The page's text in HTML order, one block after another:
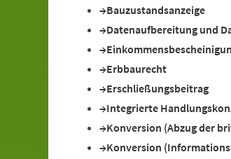
Bauzustandsanzeige
Datenaufbereitung und
Erbbaurecht
Erschließungsbeitrag
Integrierte
Konversion (Abzug der
Konversion